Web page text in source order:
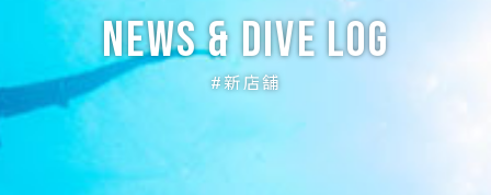
News & Dive Log
#新店舗